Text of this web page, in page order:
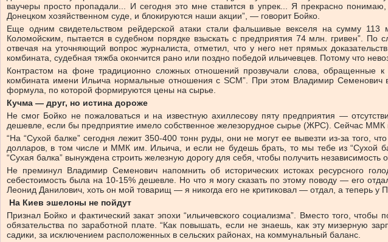
ваучеры просто пропадали... И сегодня это мне ставится в упрек... Я прекрасно
Донецком хозяйственном суде, и блокируются наши акции”, — говорит Бойко.
Еще одним свидетельством рейдерской атаки стали фальшивые векселя на сумму
Коломойским, пытается в судебном порядке взыскать с предприятия 74 млн. гривен”.
отвечая на уточняющий вопрос журналиста, отметил, что у него нет прямых
комбината, судебная тяжба окончится рано или поздно победой ильичевцев. Потому что
Контрастом на фоне традиционно сложных отношений прозвучали слова, обращенные
комбината имени Ильича нормальные отношения с SCM”. При этом Владимир Семенович
формула, по которой формируются цены на сырье.
Кучма — друг, но истина дороже
Не смог Бойко не пожаловаться и на известную ахиллесову пяту предприятия —
дешевле, если бы предприятие имело собственное железорудное сырье (ЖРС). Сейчас ММК
“На “Сухой балке” сегодня лежит 350-400 тонн руды, они не могут ее вывезти из-за того,
долларов, в том числе и ММК им. Ильича, и если не будешь брать, то мы тебе из “Сухой
“Сухая балка” вынуждена строить железную дорогу для себя, чтобы получить
Не преминул Владимир Семенович напомнить об исторических истоках ресурсного
себестоимость была на 10-15% дешевле. Но что я могу сказать по этому поводу — его
Леонид Данилович, хоть он мой товарищ — я никогда его не критиковал — отдал, а теперь у
На Киев эшелоны не пойдут
Признал Бойко и фактический закат эпохи “ильичевского социализма”. Вместо того,
обязательства по заработной плате. “Как повышать, если не знаешь, как эту мизерную
садики, за исключением расположенных в сельских районах, на коммунальный баланс.